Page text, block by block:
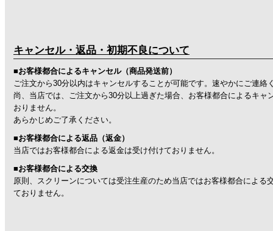
キャンセル・返品・初期不良について
■お客様都合によるキャンセル（商品発送前）
ご注文から30分以内はキャンセルすることが可能です。速やかにご連絡
尚、当店では、ご注文から30分以上過ぎた場合、お客様都合によるキャ
おりません。
あらかじめご了承ください。
■お客様都合による返品（返金）
当店ではお客様都合による返金は受け付けておりません。
■お客様都合による交換
原則、スクリーンについては受注生産のため当店ではお客様都合による
ておりません。